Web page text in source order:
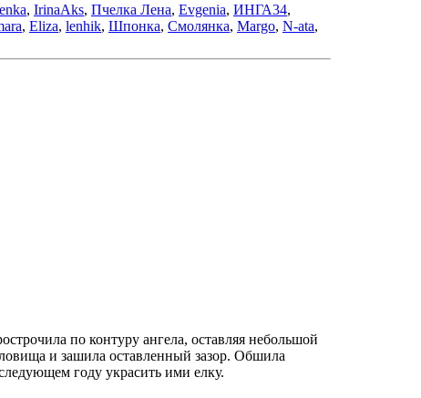
, IrinaAks, Пчелка Лена, Evgenia, ИНГА34,
, Eliza, lenhik, Шпонка, Смолянка, Margo, N-ata,
по контуру ангела, оставляя небольшой
и зашила оставленный зазор. Обшила
году украсить ими елку.